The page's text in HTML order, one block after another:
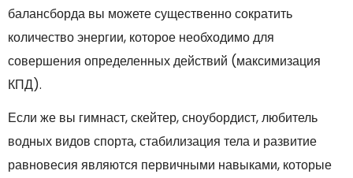
балансборда вы можете существенно сократить
количество энергии, которое необходимо для
совершения определенных действий (максимизация
КПД).
Если же вы гимнаст, скейтер, сноубордист, любитель
водных видов спорта, стабилизация тела и развитие
равновесия являются первичными навыками, которые